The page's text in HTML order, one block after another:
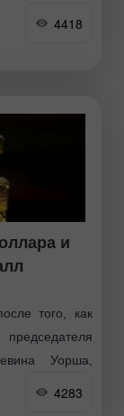
до
4418
и
того, как
Уорша,
ожидания по
4283